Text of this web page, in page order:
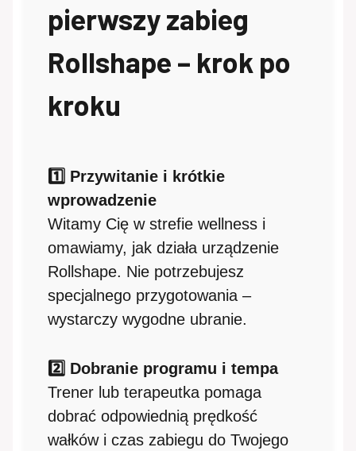
pierwszy zabieg
Rollshape – krok po
kroku
1️⃣ Przywitanie i krótkie
wprowadzenie
Witamy Cię w strefie wellness i
omawiamy, jak działa urządzenie
Rollshape. Nie potrzebujesz
specjalnego przygotowania –
wystarczy wygodne ubranie.
2️⃣ Dobranie programu i tempa
Trener lub terapeutka pomaga
dobrać odpowiednią prędkość
wałków i czas zabiegu do Twojego